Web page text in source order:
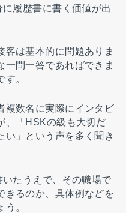
履歴書に書く価値が出
客は基本的に問題ありま
一問一答であればできま
。
複数名に実際にインタビ
、「HSKの級も大切だ
い」という声を多く聞き
たうえで、その職場で
きるのか、具体例などを
。